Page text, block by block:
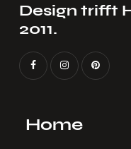
Design trifft
2011.
Home